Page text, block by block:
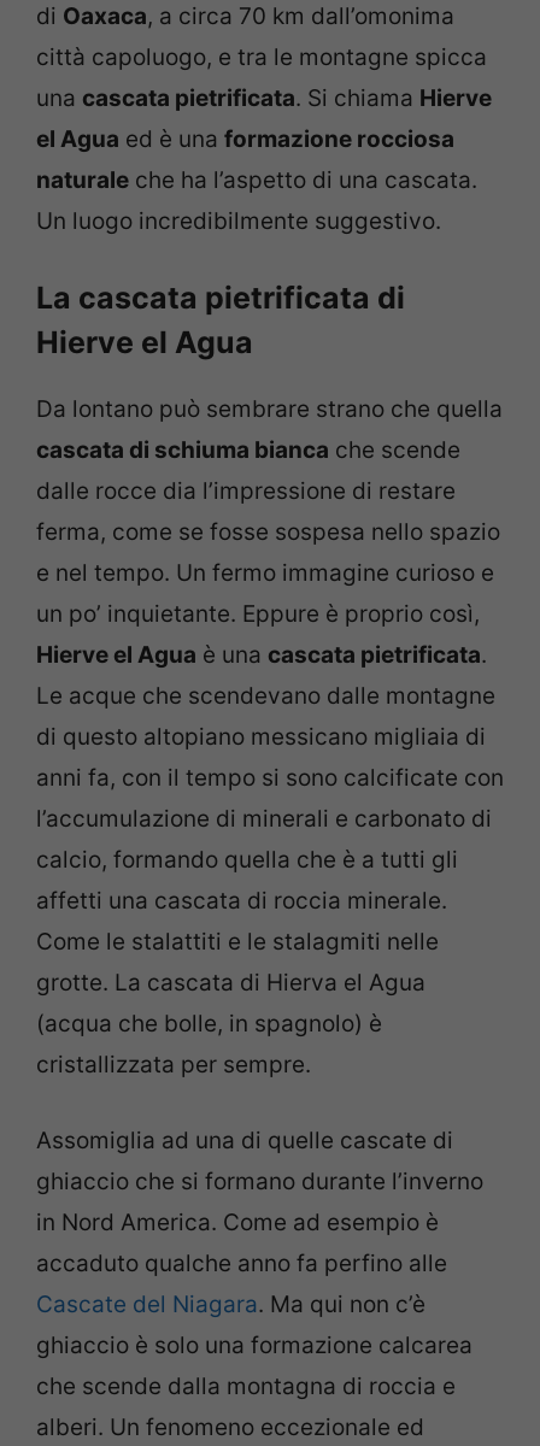
di Oaxaca, a circa 70 km dall’omonima
città capoluogo, e tra le montagne spicca
una cascata pietrificata. Si chiama Hierve
el Agua ed è una formazione rocciosa
naturale che ha l’aspetto di una cascata.
Un luogo incredibilmente suggestivo.
La cascata pietrificata di
Hierve el Agua
Da lontano può sembrare strano che quella
cascata di schiuma bianca che scende
dalle rocce dia l’impressione di restare
ferma, come se fosse sospesa nello spazio
e nel tempo. Un fermo immagine curioso e
un po’ inquietante. Eppure è proprio così,
Hierve el Agua è una cascata pietrificata.
Le acque che scendevano dalle montagne
di questo altopiano messicano migliaia di
anni fa, con il tempo si sono calcificate con
l’accumulazione di minerali e carbonato di
calcio, formando quella che è a tutti gli
affetti una cascata di roccia minerale.
Come le stalattiti e le stalagmiti nelle
grotte. La cascata di Hierva el Agua
(acqua che bolle, in spagnolo) è
cristallizzata per sempre.
Assomiglia ad una di quelle cascate di
ghiaccio che si formano durante l’inverno
in Nord America. Come ad esempio è
accaduto qualche anno fa perfino alle
Cascate del Niagara. Ma qui non c’è
ghiaccio è solo una formazione calcarea
che scende dalla montagna di roccia e
alberi. Un fenomeno eccezionale ed